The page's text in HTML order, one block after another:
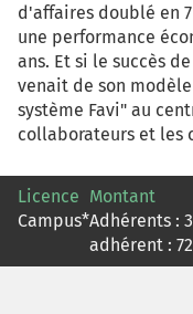
d'affaires doublé en
une performance
ans. Et si le succès
venait de son
système Favi" au
collaborateurs et les
Licence
Campus*
Montant
Adhérents :
adhérent :